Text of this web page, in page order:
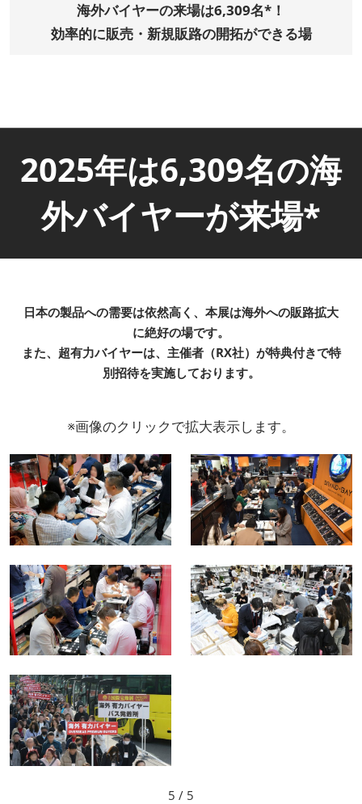
海外バイヤーの来場は6,309名*！
効率的に販売・新規販路の開拓ができる場
2025年は6,309名の海
外バイヤーが来場*
日本の製品への需要は依然高く、本展は海外への販路拡大
に絶好の場です。
また、超有力バイヤーは、主催者（RX社）が特典付きで特
別招待を実施しております。
※画像のクリックで拡大表示します。
5 / 5